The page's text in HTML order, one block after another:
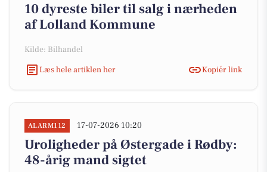
10 dyreste biler til salg i nærheden
af Lolland Kommune
Kilde: Bilhandel
Læs hele artiklen her
Kopiér link
ALARM112 17-07-2026 10:20
Uroligheder på Østergade i Rødby:
48-årig mand sigtet